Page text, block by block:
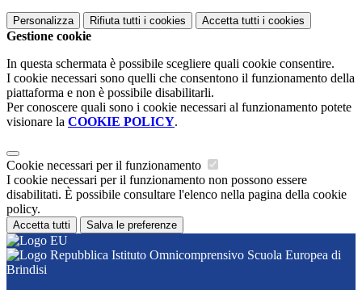
Personalizza Rifiuta tutti i cookies Accetta tutti i cookies
Gestione cookie
In questa schermata è possibile scegliere quali cookie consentire.
I cookie necessari sono quelli che consentono il funzionamento della
piattaforma e non è possibile disabilitarli.
Per conoscere quali sono i cookie necessari al funzionamento potete
visionare la COOKIE POLICY.
Cookie necessari per il funzionamento
I cookie necessari per il funzionamento non possono essere
disabilitati. È possibile consultare l'elenco nella pagina della cookie
policy.
Accetta tutti Salva le preferenze
Istituto Omnicomprensivo Scuola Europea di
Brindisi